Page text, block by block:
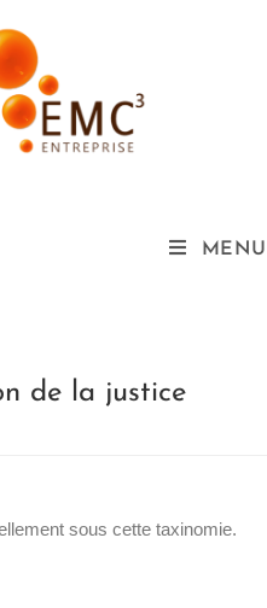
MENU
de la justice
sous cette taxinomie.